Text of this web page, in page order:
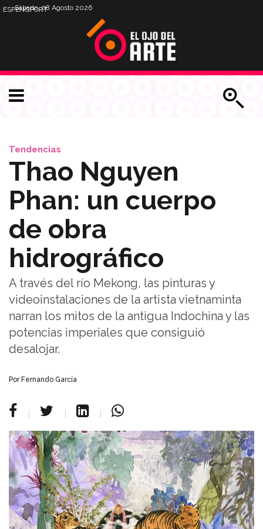
Sábado, 08 Agosto 2026
ESPENGPORT
Tendencias
Thao Nguyen
Phan: un cuerpo
de obra
hidrográfico
A través del río Mekong, las pinturas y
videoinstalaciones de la artista vietnaminta
narran los mitos de la antigua Indochina y las
potencias imperiales que consiguió
desalojar.
Por Fernando García